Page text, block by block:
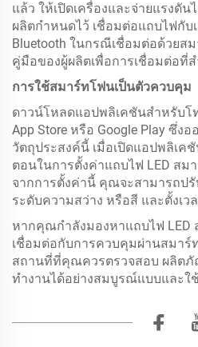
แล้ว ให้เปิดเครื่องและจ่ายแรงดั
ผลิตกำหนดไว้ เชื่อมต่อแถบไฟกับ
Bluetooth ในกรณีเชื่อมต่อด้วยส
คู่มือของผู้ผลิตเพื่อการเชื่อมต่อที่ส
การใช้สมาร์ทโฟนเป็นตัวควบคุม
ดาวน์โหลดแอปพลิเคชันสำหรับ
App Store หรือ Google Play ซึ่ง
วัตถุประสงค์นี้ เมื่อเปิดแอปพลิเ
ตอนในการตั้งค่าแถบไฟ LED ส
จากการตั้งค่านี้ คุณจะสามารถปรั
ระดับความสว่าง หรือสี และตั้งเว
หากคุณกำลังมองหาแถบไฟ
เชื่อมต่อกับการควบคุมผ่านสมาร์
สถานที่ที่คุณควรตรวจสอบ ผลิต
ทำงานได้อย่างสมบูรณ์แบบและใ